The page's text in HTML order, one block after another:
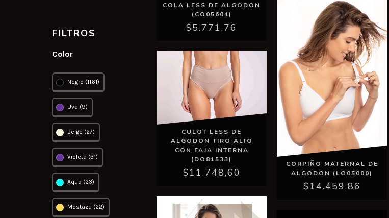
FILTROS
Color
Negro (1161)
Uva (9)
Beige (27)
Violeta (31)
Aqua (23)
Mostaza (22)
COLA LESS DE ALGODON
(CO05604)
$5.771,76
CULOT LESS DE
ALGODON TIRO ALTO
CON FAJA INTERNA
(DO81533)
$11.748,60
CORPIÑO MATERNAL DE
ALGODON (LO05000)
$14.459,86